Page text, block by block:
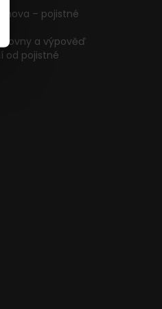
– pojistné
a výpověď
od pojistné